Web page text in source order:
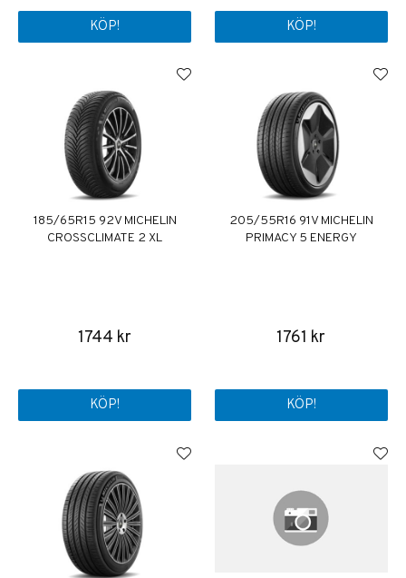
KÖP! KÖP!
185/65R15 92V MICHELIN
CROSSCLIMATE 2 XL
1744 kr
KÖP!
205/55R16 91V MICHELIN
PRIMACY 5 ENERGY
1761 kr
KÖP!